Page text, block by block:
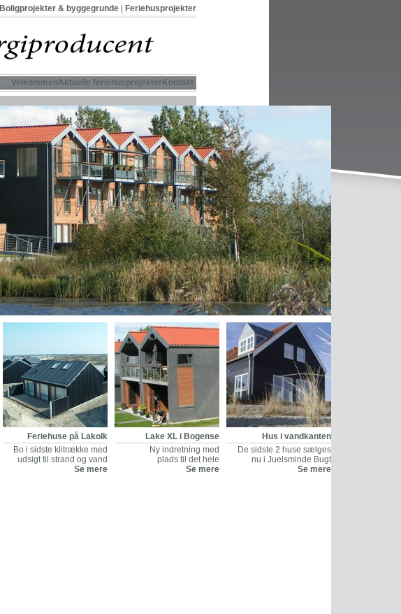
Boligprojekter & byggegrunde| Feriehusprojekter
VelkommenAktuelle feriehusprojekter Kontakt
Feriehuse på Lakolk
Bo i sidste klitrække med
udsigt til strand og vand
Se mere
Lake XL i Bogense
Ny indretning med
plads til det hele
Se mere
Hus i vandkanten
De sidste 2 huse sælges
nu i Juelsminde Bugt
Se mere